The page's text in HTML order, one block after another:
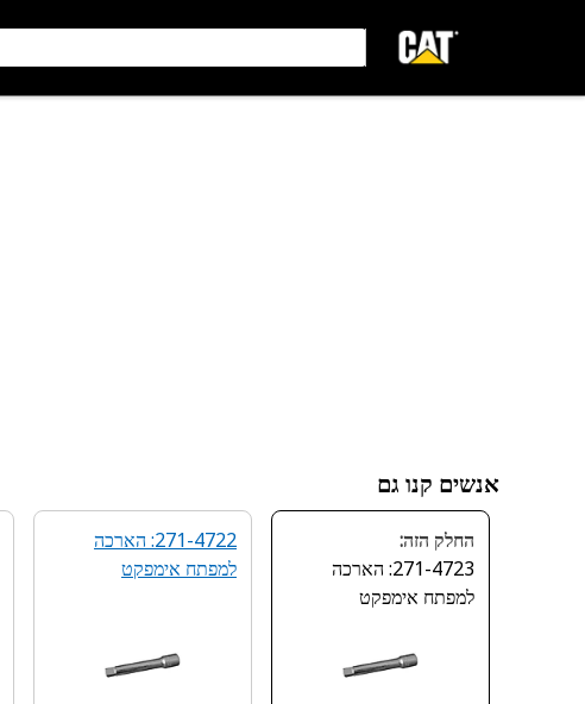
אנשים קנו גם
החלק הזה:
271-4723: הארכה
למפתח אימפקט
271-4722: הארכה
למפתח אימפקט